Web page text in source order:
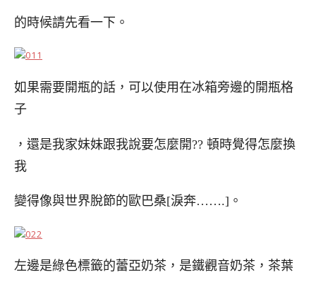
的時候請先看一下。
如果需要開瓶的話，可以使用在冰箱旁邊的開瓶格
子
，還是我家妹妹跟我說要怎麼開?? 頓時覺得怎麼換
我
變得像與世界脫節的歐巴桑[淚奔…….]。
左邊是綠色標籤的蕾亞奶茶，是鐵觀音奶茶，茶葉